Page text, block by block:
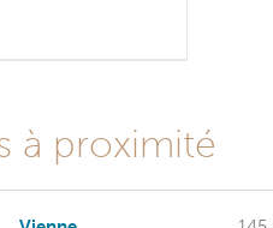
à proximité